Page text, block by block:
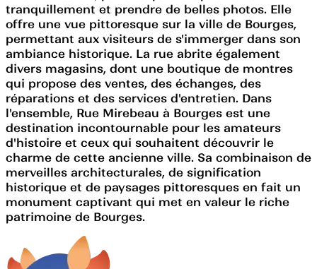
tranquillement et prendre de belles photos. Elle
offre une vue pittoresque sur la ville de Bourges,
permettant aux visiteurs de s'immerger dans son
ambiance historique. La rue abrite également
divers magasins, dont une boutique de montres
qui propose des ventes, des échanges, des
réparations et des services d'entretien. Dans
l'ensemble, Rue Mirebeau à Bourges est une
destination incontournable pour les amateurs
d'histoire et ceux qui souhaitent découvrir le
charme de cette ancienne ville. Sa combinaison de
merveilles architecturales, de signification
historique et de paysages pittoresques en fait un
monument captivant qui met en valeur le riche
patrimoine de Bourges.